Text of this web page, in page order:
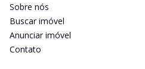
Sobre nós
Buscar imóvel
Anunciar imóvel
Contato